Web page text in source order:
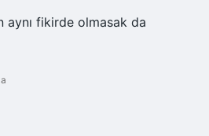
aynı fikirde olmasak da